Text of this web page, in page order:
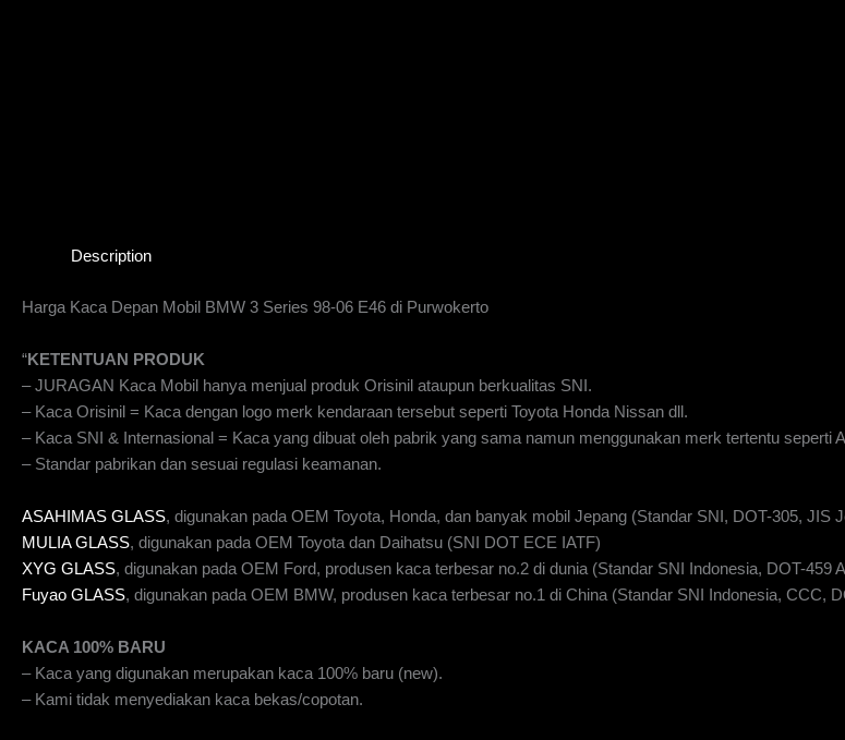
Description
Harga Kaca Depan Mobil BMW 3 Series 98-06 E46 di Purwokerto
“KETENTUAN PRODUK
– JURAGAN Kaca Mobil hanya menjual produk Orisinil ataupun berkualitas SNI.
– Kaca Orisinil = Kaca dengan logo merk kendaraan tersebut seperti Toyota Honda Nissan dll.
– Kaca SNI & Internasional = Kaca yang dibuat oleh pabrik yang sama namun menggunakan merk tertentu seperti
– Standar pabrikan dan sesuai regulasi keamanan.
ASAHIMAS GLASS, digunakan pada OEM Toyota, Honda, dan banyak mobil Jepang (Standar SNI, DOT-305, JIS
MULIA GLASS, digunakan pada OEM Toyota dan Daihatsu (SNI DOT ECE IATF)
XYG GLASS, digunakan pada OEM Ford, produsen kaca terbesar no.2 di dunia (Standar SNI Indonesia, DOT-459
Fuyao GLASS, digunakan pada OEM BMW, produsen kaca terbesar no.1 di China (Standar SNI Indonesia, CCC,
KACA 100% BARU
– Kaca yang digunakan merupakan kaca 100% baru (new).
– Kami tidak menyediakan kaca bekas/copotan.